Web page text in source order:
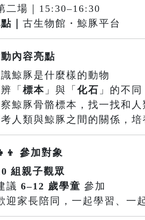
二場｜15:30–16:30
｜ 古生物館・鯨豚平台
內容亮點
鯨豚是什麼樣的動物
「 標本 」與「 化石 」的不同
鯨豚骨骼標本，找一找和
人類與鯨豚之間的關係，
參加對象
組親子觀眾
議 6–12 歲學童 參加
迎家長陪同，一起學習、一